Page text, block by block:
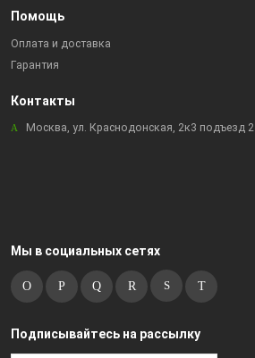
Помощь
Оплата и доставка
Гарантия
Контакты
Москва, ул. Краснодонская, 2к3 подъезд 2
Мы в социальных сетях
Подписывайтесь на рассылку